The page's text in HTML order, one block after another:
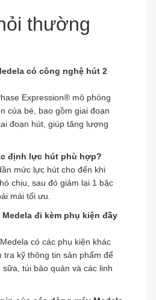
thường
có công nghệ hút 2
Expression® mô phỏng
của bé, bao gồm giai đoạn
đoạn hút, giúp tăng lượng
định lực hút phù hợp?
mức lực hút cho đến khi
chịu, sau đó giảm lại 1 bậc
mái tối ưu.
Medela đi kèm phụ kiện đầy
có các phụ kiện khác
tra kỹ thông tin sản phẩm để
sữa, túi bảo quản và các linh